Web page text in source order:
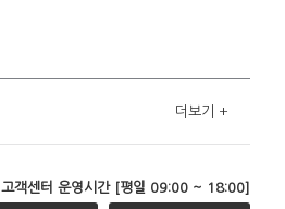
더보기 +
고객센터 운영시간 [평일 09:00 ~ 18:00]